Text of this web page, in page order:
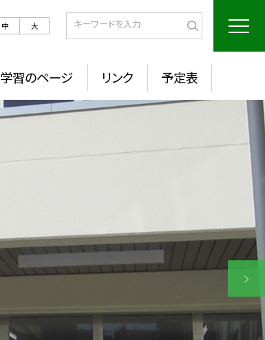
中 大
学習のページ リンク 予定表